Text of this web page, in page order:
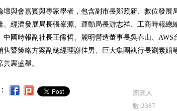
壇與會嘉賓與專家學者，包含副市長鄭照新、數位發展
、經濟發展局長張峯源、運動局長游志祥、工商時報總
中國時報副社長王儒哲、麗明營造董事長吳春山、AWS
售暨策略方案副總經理謝佳男、巨大集團執行長劉素娟
共襄盛舉。
瀏覽人
數:2387